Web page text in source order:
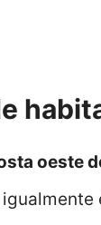
oeste